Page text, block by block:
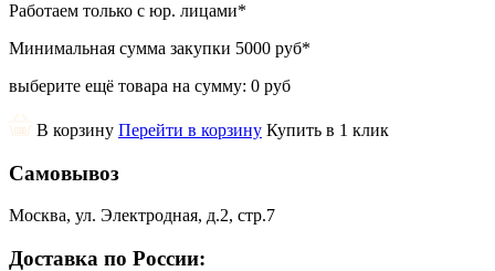
Работаем только с юр. лицами*
Минимальная сумма закупки 5000 руб*
выберите ещё товара на сумму: 0 руб
В корзину Перейти в корзину Купить в 1 клик
Самовывоз
Москва, ул. Электродная, д.2, стр.7
Доставка по России: